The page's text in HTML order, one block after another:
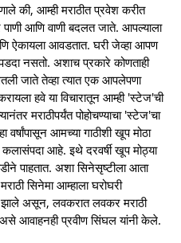
की, आम्ही मराठीत प्रवेश करीत
आणि वाणी बदलत जाते. आपल्याला
ऐकायला आवडतात. घरी जेव्हा आपण
नसतो. अशाच प्रकारे कोणताही
जाते तेव्हा त्यात एक आपलेपणा
हवे या विचारातून आम्ही 'स्टेज'ची
मराठीपर्यंत पोहोचण्याचा 'स्टेज'चा
आमच्या गाठीशी खूप मोठा
आहे. इथे दरवर्षी खूप मोठ्या
पाहतात. अशा सिनेसृष्टीला आता
सिनेमा आम्हाला घरोघरी
असून, लवकरात लवकर मराठी
आवाहनही प्रवीण सिंघल यांनी केले.